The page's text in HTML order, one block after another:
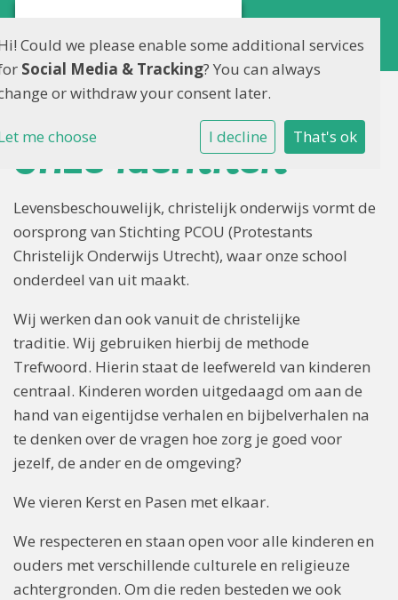
Onze identiteit
Levensbeschouwelijk, christelijk onderwijs vormt de
oorsprong van Stichting PCOU (Protestants
Christelijk Onderwijs Utrecht), waar onze school
onderdeel van uit maakt.
Wij werken dan ook vanuit de christelijke
traditie. Wij gebruiken hierbij de methode
Trefwoord. Hierin staat de leefwereld van kinderen
centraal. Kinderen worden uitgedaagd om aan de
hand van eigentijdse verhalen en bijbelverhalen na
te denken over de vragen hoe zorg je goed voor
jezelf, de ander en de omgeving?
We vieren Kerst en Pasen met elkaar.
We respecteren en staan open voor alle kinderen en
ouders met verschillende culturele en religieuze
achtergronden. Om die reden besteden we ook
Could we please enable some additional services
Social Media & Tracking? You can always
or withdraw your consent later.
me choose I decline That's ok